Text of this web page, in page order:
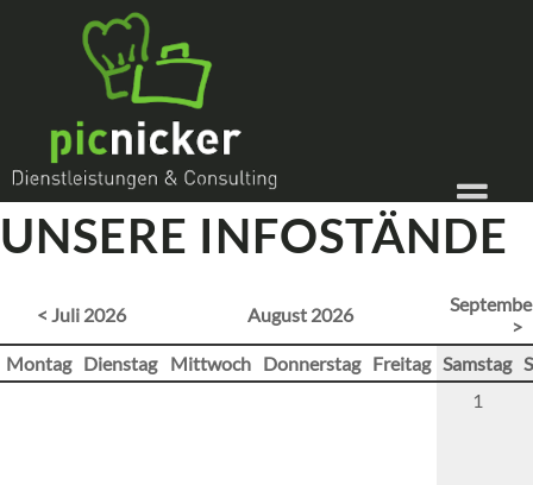
UNSERE INFOSTÄNDE
< Juli 2026 August 2026
>
Montag Dienstag Mittwoch Donnerstag Freitag Samstag
1